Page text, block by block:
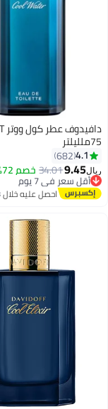
75ملليلتر
4.1
682
ريال9.45
34.01خصم 72%
أقل سعر في 7 يوم
أقل سعر في 7 يوماحصل عليه خلال